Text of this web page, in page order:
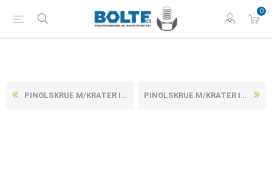
0
PINOLSKRUE M/KRATER ISO 4029 UBEHANDLET STÅL 45 H MED FINGEVIND M8X1X40 (200 STK) PINOLSKRUE M/KRATER ISO 4029 UBEHANDLET STÅL 45 H MED FINGEVIND M8X1X6 (100 STK)